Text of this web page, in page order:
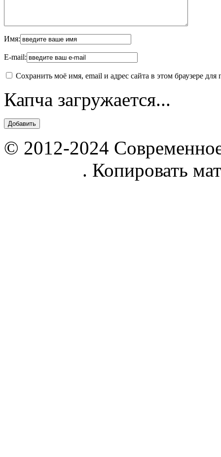
Имя:
E-mail:
Сохранить моё имя, email и адрес сайта в этом браузере
Капча загружается...
© 2012-2024
. Копировать